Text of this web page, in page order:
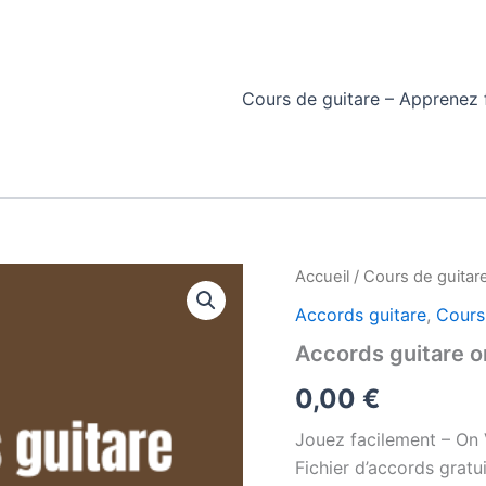
Cours de guitare –
Accueil / Cours de
Accords guitare,
Accords guitare
0,00 €
Jouez facilement – On
Fichier d’accords